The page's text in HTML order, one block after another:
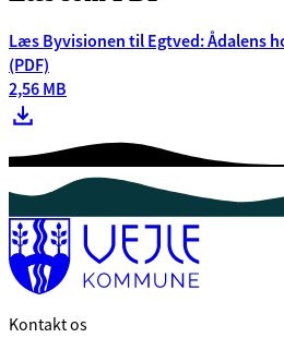
Læs Byvisionen til Egtved: Ådalens
(PDF)
2,56 MB
Kontakt os